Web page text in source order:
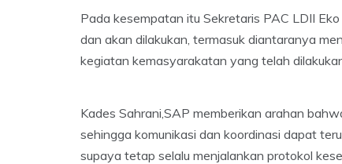
Pada kesempatan itu Sekretaris PAC LDII
dan akan dilakukan, termasuk diantaranya
kegiatan kemasyarakatan yang telah
Kades Sahrani,SAP memberikan arahan
sehingga komunikasi dan koordinasi dapat
supaya tetap selalu menjalankan protokol